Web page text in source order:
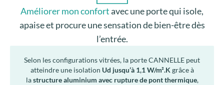
Améliorer mon confortavec une porte qui isole,
apaise et procure une sensation de bien-être dès
l’entrée.
Selon les configurations vitrées, la porte CANNELLE peut
atteindre une isolation Ud jusqu’à 1,1 W/m².K grâce à
lastructure aluminium avec rupture de pont thermique,